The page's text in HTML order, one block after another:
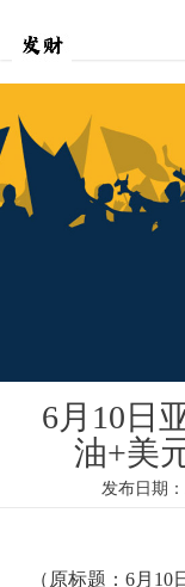
6月10日
油+美
发布日期
（原标题：6月